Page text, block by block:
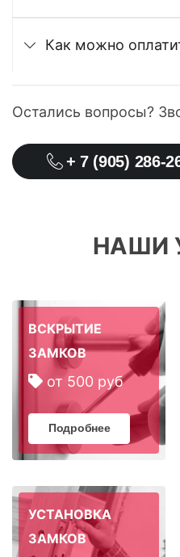
Как можно
Остались вопросы?
+ 7 (905) 286-
НАШИ
ВСКРЫТИЕ
ЗАМКОВ
от 500 руб
Подробнее
УСТАНОВКА
ЗАМКОВ